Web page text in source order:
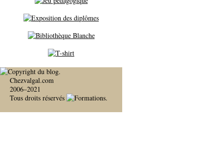
Chezvalgal.com
2006–2021
Tous droits réservés